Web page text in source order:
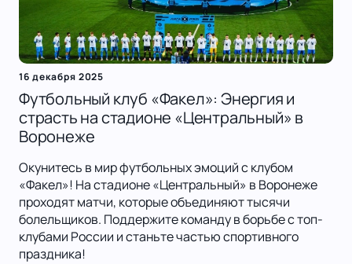
16 декабря 2025
Футбольный клуб «Факел»: Энергия и
страсть на стадионе «Центральный» в
Воронеже
Окунитесь в мир футбольных эмоций с клубом
«Факел»! На стадионе «Центральный» в Воронеже
проходят матчи, которые объединяют тысячи
болельщиков. Поддержите команду в борьбе с топ-
клубами России и станьте частью спортивного
праздника!